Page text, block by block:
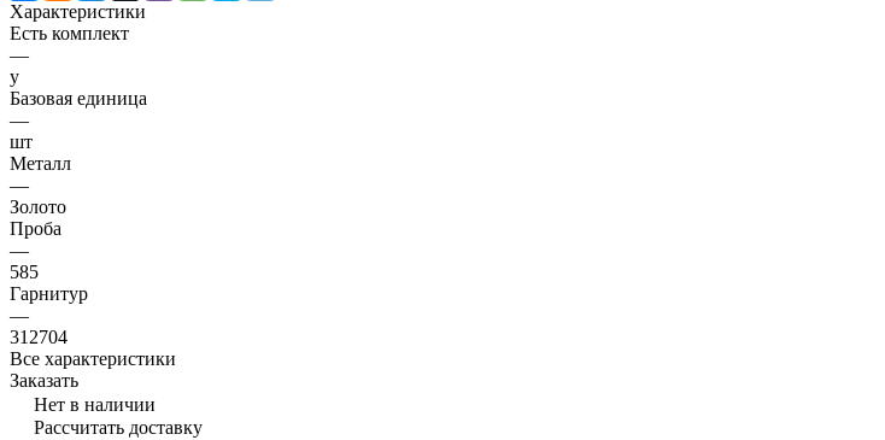
Характеристики
Есть комплект
—
y
Базовая единица
—
шт
Металл
—
Золото
Проба
—
585
Гарнитур
—
312704
Все характеристики
Заказать
Нет в наличии
Рассчитать доставку